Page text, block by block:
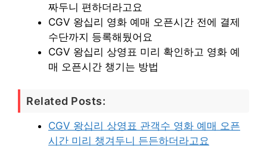
짜두니 편하더라고요
CGV 왕십리 영화 예매 오픈시간 전에 결제
수단까지 등록해뒀어요
CGV 왕십리 상영표 미리 확인하고 영화 예
매 오픈시간 챙기는 방법
Related Posts:
CGV 왕십리 상영표 관객수 영화 예매 오픈
시간 미리 챙겨두니 든든하더라고요